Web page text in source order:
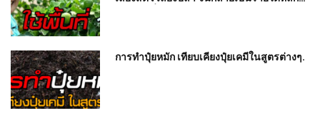
การทำปุ๋ยหมัก เทียบเคียงปุ๋ยเคมีในสูตรต่างๆ.